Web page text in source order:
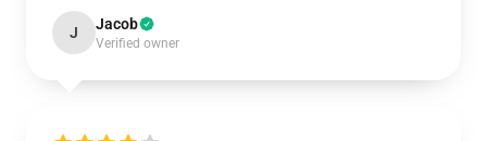
J Jacob
Verified owner